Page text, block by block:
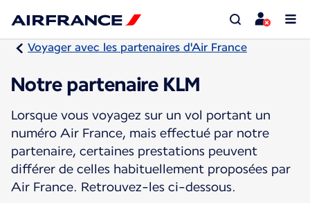
Voyager avec les partenaires d'Air France
Notre partenaire KLM
Lorsque vous voyagez sur un vol portant un
numéro Air France, mais effectué par notre
partenaire, certaines prestations peuvent
différer de celles habituellement proposées par
Air France. Retrouvez-les ci-dessous.